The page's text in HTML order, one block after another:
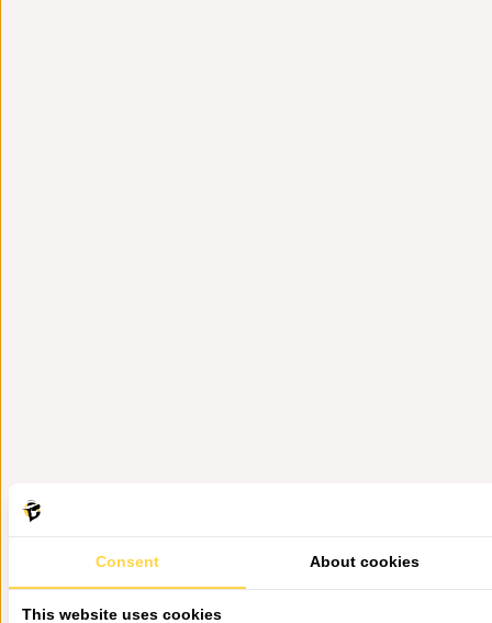
Consent About cookies
This website uses cookies